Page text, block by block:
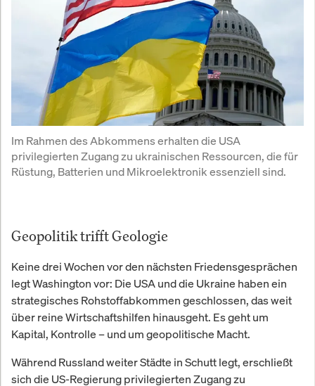
Im Rahmen des Abkommens erhalten die USA
privilegierten Zugang zu ukrainischen Ressourcen, die für
Rüstung, Batterien und Mikroelektronik essenziell sind.
Geopolitik trifft Geologie
Keine drei Wochen vor den nächsten Friedensgesprächen
legt Washington vor: Die USA und die Ukraine haben ein
strategisches Rohstoffabkommen geschlossen, das weit
über reine Wirtschaftshilfen hinausgeht. Es geht um
Kapital, Kontrolle – und um geopolitische Macht.
Während Russland weiter Städte in Schutt legt, erschließt
sich die US-Regierung privilegierten Zugang zu